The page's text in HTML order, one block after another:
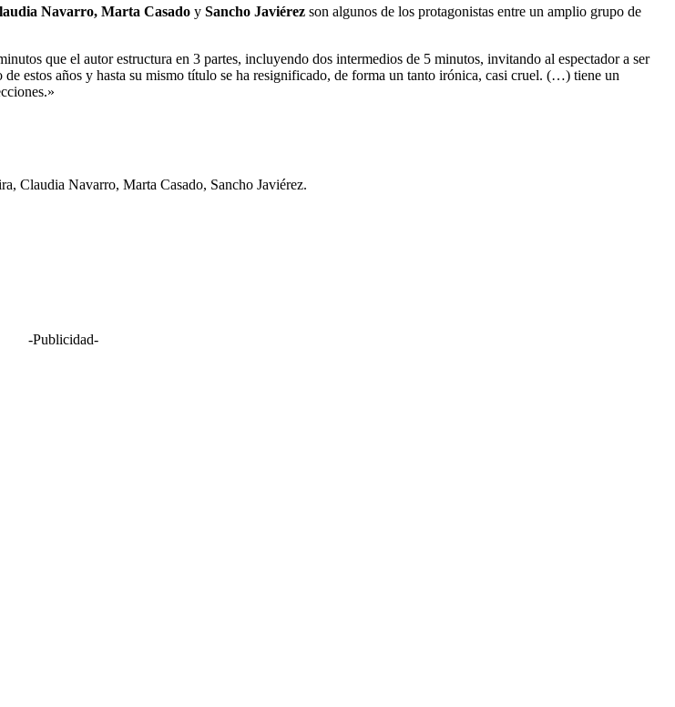
Navarro, Marta Casado y Sancho Javiérez son algunos de los protagonistas entre un amplio grupo de
que el autor estructura en 3 partes, incluyendo dos intermedios de 5 minutos, invitando al espectador a ser
estos años y hasta su mismo título se ha resignificado, de forma un tanto irónica, casi cruel. (…) tiene un
Claudia Navarro, Marta Casado, Sancho Javiérez.
-Publicidad-